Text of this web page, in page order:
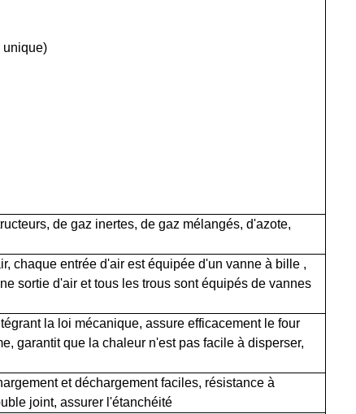
unique)
de gaz inertes, de gaz mélangés, d'azote,
chaque entrée d'air est équipée d'un vanne à bille,
sortie d'air et tous les trous sont équipés de vannes
la loi mécanique, assure efficacement le four
garantit que la chaleur n'est pas facile à disperser,
et déchargement faciles, résistance à
joint, assurer l'étanchéité